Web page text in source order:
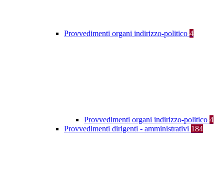
Provvedimenti organi indirizzo-politico 4
Provvedimenti organi indirizzo-politico 4
Provvedimenti dirigenti - amministrativi 184